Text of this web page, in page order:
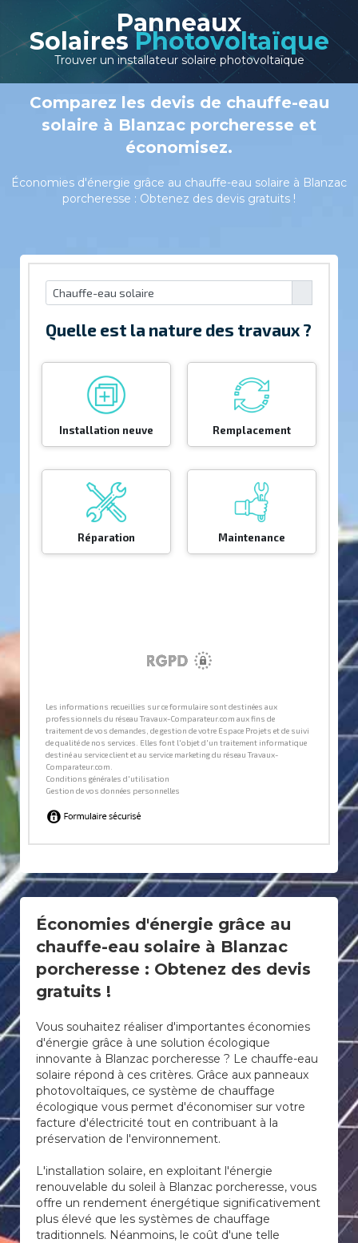
Panneaux
Solaires Photovoltaïque
Trouver un installateur solaire photovoltaïque
Comparez les devis de chauffe-eau
solaire à Blanzac porcheresse et
économisez.
Économies d'énergie grâce au chauffe-eau solaire à Blanzac
porcheresse : Obtenez des devis gratuits !
Économies d'énergie grâce au
chauffe-eau solaire à Blanzac
porcheresse : Obtenez des devis
gratuits !
Vous souhaitez réaliser d'importantes économies
d'énergie grâce à une solution écologique
innovante à Blanzac porcheresse ? Le chauffe-eau
solaire répond à ces critères. Grâce aux panneaux
photovoltaïques, ce système de chauffage
écologique vous permet d'économiser sur votre
facture d'électricité tout en contribuant à la
préservation de l'environnement.
L'installation solaire, en exploitant l'énergie
renouvelable du soleil à Blanzac porcheresse, vous
offre un rendement énergétique significativement
plus élevé que les systèmes de chauffage
traditionnels. Néanmoins, le coût d'une telle